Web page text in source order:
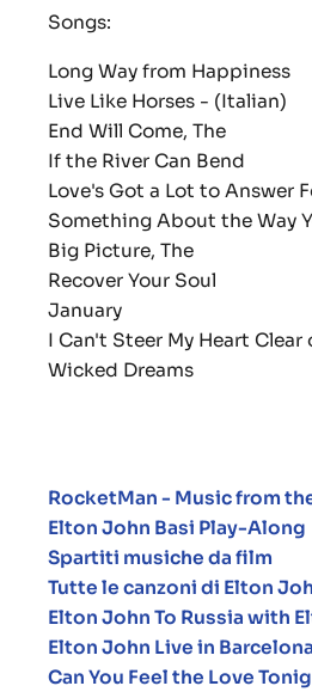
Songs:
Long Way from Happiness
Live Like Horses - (Italian)
End Will Come, The
If the River Can Bend
Love's Got a Lot to Answer
Something About the Way
Big Picture, The
Recover Your Soul
January
I Can't Steer My Heart Clear
Wicked Dreams
RocketMan - Music from
Elton John Basi Play-Along
Spartiti musiche da film
Tutte le canzoni di Elton
Elton John To Russia with
Elton John Live in
Can You Feel the Love